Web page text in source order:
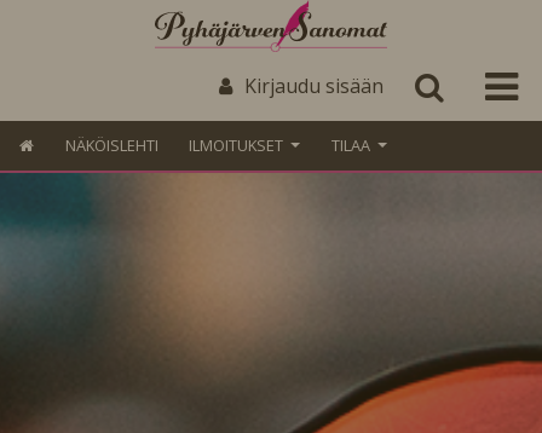
Kirjaudu sisään
NÄKÖISLEHTI ILMOITUKSET TILAA